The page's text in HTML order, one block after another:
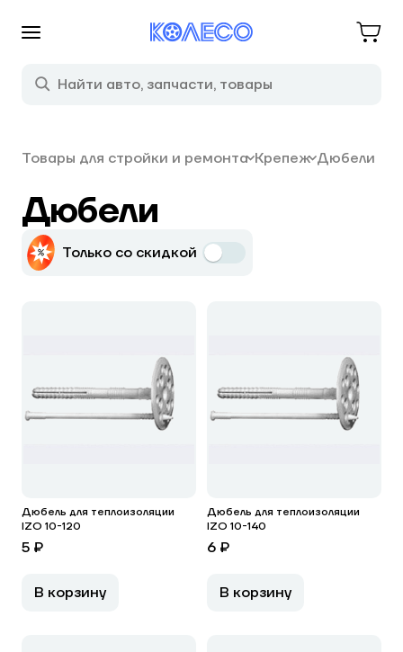
Товары для стройки и ремонта Крепеж Дюбели
Дюбели
Только со скидкой
Дюбель для теплоизоляции
IZO 10-120
5 ₽
В корзину
Дюбель для теплоизоляции
IZO 10-140
6 ₽
В корзину